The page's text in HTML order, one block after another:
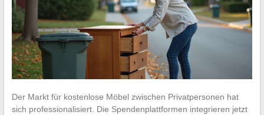
Der Markt für kostenlose Möbel zwischen Privatpersonen hat
sich professionalisiert. Die Spendenplattformen integrieren jetzt